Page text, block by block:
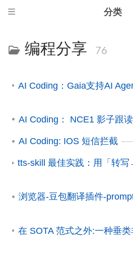
分类
编程分享 76
AI Coding： NCE1 影子跟读
AI Coding: IOS 短信拦截